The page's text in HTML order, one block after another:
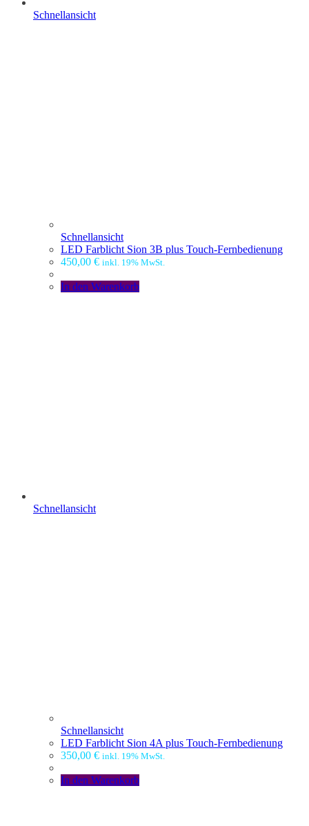
Schnellansicht
Schnellansicht
LED Farblicht Sion 3B plus Touch-Fernbedienung
450,00 € inkl. 19% MwSt.
In den Warenkorb
Schnellansicht
Schnellansicht
LED Farblicht Sion 4A plus Touch-Fernbedienung
350,00 € inkl. 19% MwSt.
In den Warenkorb